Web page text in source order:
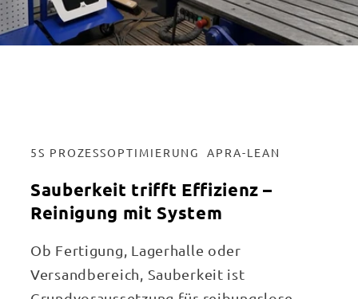
5S PROZESSOPTIMIERUNG APRA-LEAN
Sauberkeit trifft Effizienz –
Reinigung mit System
Ob Fertigung, Lagerhalle oder
Versandbereich, Sauberkeit ist